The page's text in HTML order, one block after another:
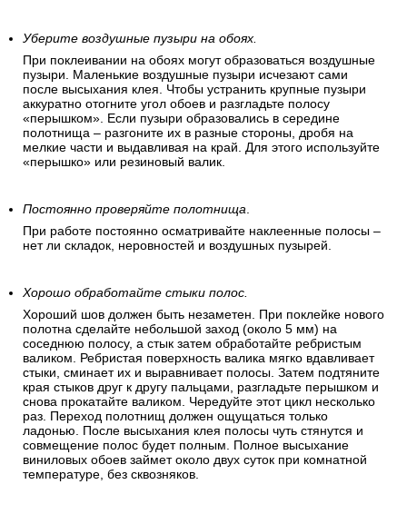
Уберите воздушные пузыри на обоях.
При поклеивании на обоях могут образоваться воздушные
пузыри. Маленькие воздушные пузыри исчезают сами
после высыхания клея. Чтобы устранить крупные пузыри
аккуратно отогните угол обоев и разгладьте полосу
«перышком». Если пузыри образовались в середине
полотнища – разгоните их в разные стороны, дробя на
мелкие части и выдавливая на край. Для этого используйте
«перышко» или резиновый валик.
Постоянно проверяйте полотнища.
При работе постоянно осматривайте наклеенные полосы –
нет ли складок, неровностей и воздушных пузырей.
Хорошо обработайте стыки полос.
Хороший шов должен быть незаметен. При поклейке нового
полотна сделайте небольшой заход (около 5 мм) на
соседнюю полосу, а стык затем обработайте ребристым
валиком. Ребристая поверхность валика мягко вдавливает
стыки, сминает их и выравнивает полосы. Затем подтяните
края стыков друг к другу пальцами, разгладьте перышком и
снова прокатайте валиком. Чередуйте этот цикл несколько
раз. Переход полотнищ должен ощущаться только
ладонью. После высыхания клея полосы чуть стянутся и
совмещение полос будет полным. Полное высыхание
виниловых обоев займет около двух суток при комнатной
температуре, без сквозняков.